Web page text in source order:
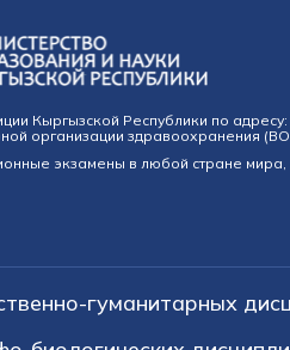
Кыргызской Республики по
организации здравоохранения
экзамены в любой стране
гуманитарных